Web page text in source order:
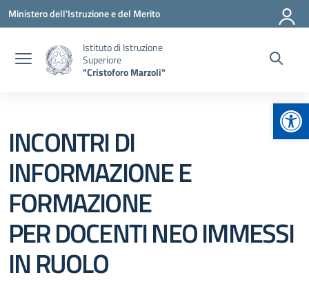
Vai ai contenuti
Vai al menu di navigazione
Vai al footer
Ministero dell'Istruzione e del Merito
Istituto di Istruzione
Superiore
"Cristoforo Marzoli"
INCONTRI DI
INFORMAZIONE E
FORMAZIONE
PER DOCENTI NEO IMMESSI
IN RUOLO